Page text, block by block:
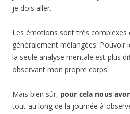
je dois aller.
Les émotions sont très complexes
généralement mélangées.
la seule analyse mentale est plus
observant mon propre corps.
Mais bien sûr, pour cela nous
tout au long de la journée à